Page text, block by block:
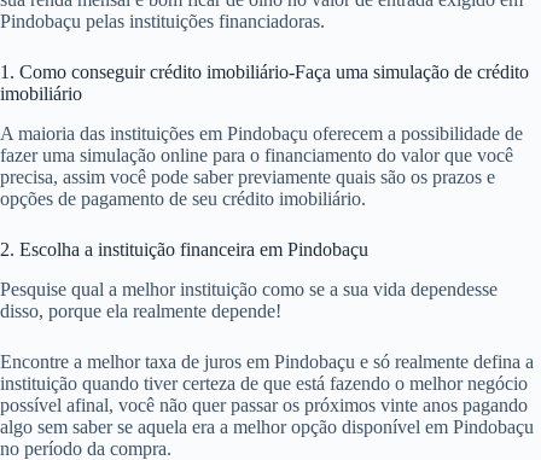
Pindobaçu pelas instituições financiadoras.
1. Como conseguir crédito imobiliário-Faça uma simulação de crédito
imobiliário
A maioria das instituições em Pindobaçu oferecem a possibilidade de
fazer uma simulação online para o financiamento do valor que você
precisa, assim você pode saber previamente quais são os prazos e
opções de pagamento de seu crédito imobiliário.
2. Escolha a instituição financeira em Pindobaçu
Pesquise qual a melhor instituição como se a sua vida dependesse
disso, porque ela realmente depende!
Encontre a melhor taxa de juros em Pindobaçu e só realmente defina a
instituição quando tiver certeza de que está fazendo o melhor negócio
possível afinal, você não quer passar os próximos vinte anos pagando
algo sem saber se aquela era a melhor opção disponível em Pindobaçu
no período da compra.